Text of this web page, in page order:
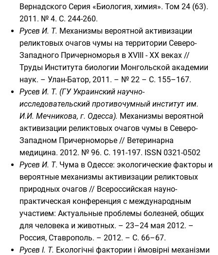
Вернадского Серия «Биология, химия». Том 24 (63).
2011. № 4. С. 244-260.
Русев И. Т. Механизмы вероятной активизации
реликтовых очагов чумы на территории Северо-
Западного Причерноморья в XVIII - XX веках //
Труды Института биологии Монгольской академии
наук. – Улан-Батор, 2011. – № 22 – С. 155–167.
Русев И. Т. (ГУ Украинский научно-
исследовательский противочумный институт им.
И.И. Мечникова, г. Одесса). Механизмы вероятной
активизации реликтовых очагов чумы в Северо-
Западном Причерноморье // Ветеринарна
медицина. 2012. № 96. С. 191-197. ISSN 0321-0502
Русев И. Т. Чума в Одессе: экологические факторы и
вероятные механизмы активизации реликтовых
природных очагов // Всероссийская науно-
практическая конференция с международным
участием: Актуальные проблемы болезней, общих
для человека и животных. – 23–24 мая 2012. –
Россия, Ставрополь. – 2012. – С. 66–67.
Русев І. Т. Екологічні фактории і ймовірні механізми